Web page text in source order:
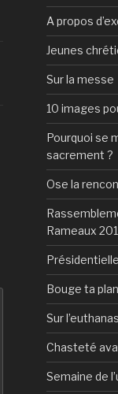
A propos
Jeunes
Sur la messe
10 images
Pourquoi se
sacrement ?
Ose la
Rameaux
Bouge ta
Sur
Chasteté
Semaine de